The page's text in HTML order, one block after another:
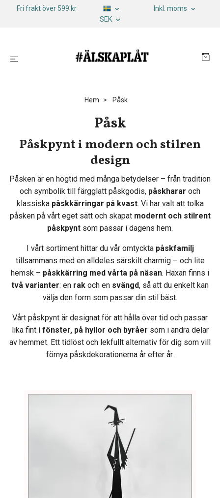
Fri frakt över 599 kr
Inkl. moms
SEK
Hem Påsk
Påsk
Påskpynt i modern och stilren
design
Påsken är en högtid med många betydelser – från tradition
och symbolik till färgglatt påskgodis, påskharar och
klassiska påskkärringar på kvast. Vi har valt att tolka
påsken på vårt eget sätt och skapat modernt och stilrent
påskpynt som passar i dagens hem.
I vårt sortiment hittar du vår omtyckta påskfamilj
tillsammans med en alldeles särskilt charmig – och lite
hemsk – påskkärring med vårta på näsan. Häxan finns i
två varianter: en rak och en svängd, så att du enkelt kan
välja den form som passar din stil bäst.
Vårt påskpynt är designat för att hålla över tid och passar
lika fint i fönster, på hyllor och byråer som i andra delar
av hemmet. Ett tidlöst och lekfullt alternativ för dig som vill
förnya påskdekorationerna år efter år.